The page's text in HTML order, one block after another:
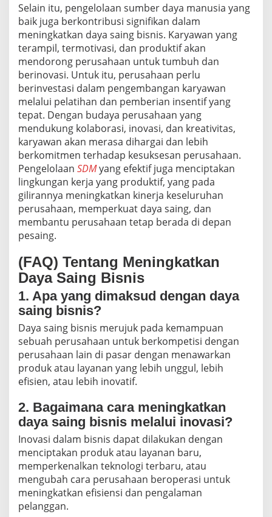
Selain itu, pengelolaan sumber daya manusia yang
baik juga berkontribusi signifikan dalam
meningkatkan daya saing bisnis. Karyawan yang
terampil, termotivasi, dan produktif akan
mendorong perusahaan untuk tumbuh dan
berinovasi. Untuk itu, perusahaan perlu
berinvestasi dalam pengembangan karyawan
melalui pelatihan dan pemberian insentif yang
tepat. Dengan budaya perusahaan yang
mendukung kolaborasi, inovasi, dan kreativitas,
karyawan akan merasa dihargai dan lebih
berkomitmen terhadap kesuksesan perusahaan.
Pengelolaan SDMyang efektif juga menciptakan
lingkungan kerja yang produktif, yang pada
gilirannya meningkatkan kinerja keseluruhan
perusahaan, memperkuat daya saing, dan
membantu perusahaan tetap berada di depan
pesaing.
(FAQ) Tentang Meningkatkan
Daya Saing Bisnis
1. Apa yang dimaksud dengan daya
saing bisnis?
Daya saing bisnis merujuk pada kemampuan
sebuah perusahaan untuk berkompetisi dengan
perusahaan lain di pasar dengan menawarkan
produk atau layanan yang lebih unggul, lebih
efisien, atau lebih inovatif.
2. Bagaimana cara meningkatkan
daya saing bisnis melalui inovasi?
Inovasi dalam bisnis dapat dilakukan dengan
menciptakan produk atau layanan baru,
memperkenalkan teknologi terbaru, atau
mengubah cara perusahaan beroperasi untuk
meningkatkan efisiensi dan pengalaman
pelanggan.